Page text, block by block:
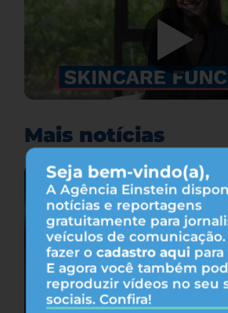
Seja bem-vindo(a),
A Agência Einstein
notícias e reportagens
gratuitamente para
veículos de comunicação.
fazer o cadastro aqui para
E agora você também
reproduzir vídeos no seu
sociais. Confira!
Mais notícias